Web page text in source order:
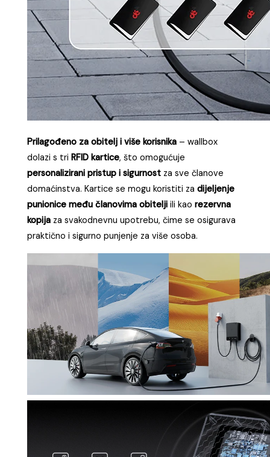
Sigurnost i pouzdanostčine temelj svakog dé
Wallbox uređaja. Punjač je izrađen u skladu s
međunarodnim standardimaIEC 61851-1iIEC 62196-
2
, te posjeduje sve potrebneCE certifikatekoji
potvrđuju usklađenost s europskim sigurnosnim
normama. Konstruiran je da radi u širokom
temperaturnom rasponu od-25°C do +50°C
, a
zahvaljujući visokojIP zaštiti (IP65 za wallbox i IP44
za CEE utikač), potpuno je otporan na kišu, snijeg,
prašinu i druge vanjske utjecaje.